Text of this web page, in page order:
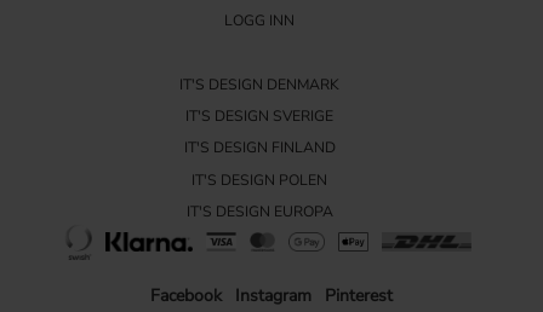
LOGG INN
IT'S DESIGN DENMARK
IT'S DESIGN SVERIGE
IT'S DESIGN FINLAND
IT'S DESIGN POLEN
IT'S DESIGN EUROPA
Facebook Instagram Pinterest